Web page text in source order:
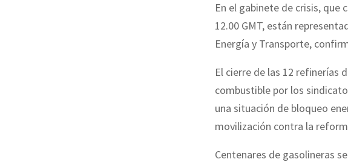
En el gabinete de crisis, que
12.00 GMT, están
Energía y Transporte,
El cierre de las 12 refinerías
combustible por los
una situación de bloqueo
movilización contra la
Centenares de gasolineras